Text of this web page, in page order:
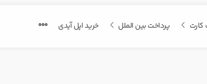
پرداخت بین الملل خرید اپل آیدی